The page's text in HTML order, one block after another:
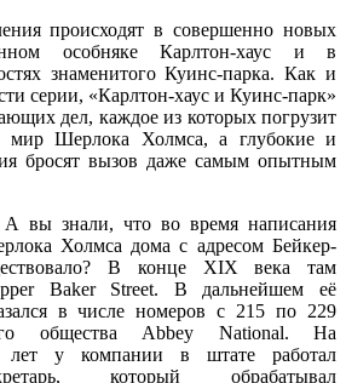
происходят в совершенно новых
особняке Карлтон-хаус и в
знаменитого Куинс-парка. Как и
серии, «Карлтон-хаус и Куинс-парк»
дел, каждое из которых погрузит
мир Шерлока Холмса, а глубокие и
бросят вызов даже самым опытным
А вы знали, что во время написания
Холмса дома с адресом Бейкер-
В конце XIX века там
Baker Street. В дальнейшем её
в числе номеров с 215 по 229
общества Abbey National. На
лет у компании в штате работал
который обрабатывал